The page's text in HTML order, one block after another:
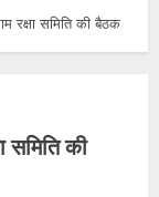
रक्षा समिति की बैठक
समिति की